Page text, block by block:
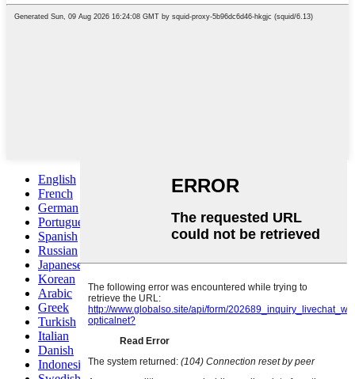
English
French
German
Portuguese
Spanish
Russian
Japanese
Korean
Arabic
Greek
Turkish
Italian
Danish
Indonesian